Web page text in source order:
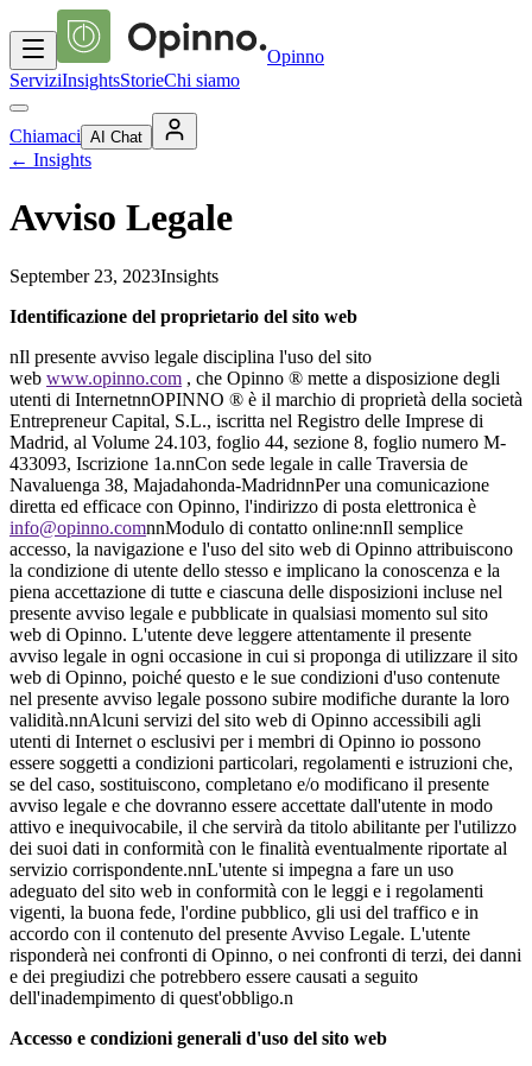
Opinno
ServiziInsightsStorieChi siamo
Chiamaci AI Chat
← Insights
Avviso Legale
September 23, 2023Insights
Identificazione del proprietario del sito web
nIl presente avviso legale disciplina l'uso del sito
web www.opinno.com , che Opinno ® mette a disposizione degli
utenti di InternetnnOPINNO ® è il marchio di proprietà della società
Entrepreneur Capital, S.L., iscritta nel Registro delle Imprese di
Madrid, al Volume 24.103, foglio 44, sezione 8, foglio numero M-
433093, Iscrizione 1a.nnCon sede legale in calle Traversia de
Navaluenga 38, Majadahonda-MadridnnPer una comunicazione
diretta ed efficace con Opinno, l'indirizzo di posta elettronica è
info@opinno.comnnModulo di contatto online:nnIl semplice
accesso, la navigazione e l'uso del sito web di Opinno attribuiscono
la condizione di utente dello stesso e implicano la conoscenza e la
piena accettazione di tutte e ciascuna delle disposizioni incluse nel
presente avviso legale e pubblicate in qualsiasi momento sul sito
web di Opinno. L'utente deve leggere attentamente il presente
avviso legale in ogni occasione in cui si proponga di utilizzare il sito
web di Opinno, poiché questo e le sue condizioni d'uso contenute
nel presente avviso legale possono subire modifiche durante la loro
validità.nnAlcuni servizi del sito web di Opinno accessibili agli
utenti di Internet o esclusivi per i membri di Opinno io possono
essere soggetti a condizioni particolari, regolamenti e istruzioni che,
se del caso, sostituiscono, completano e/o modificano il presente
avviso legale e che dovranno essere accettate dall'utente in modo
attivo e inequivocabile, il che servirà da titolo abilitante per l'utilizzo
dei suoi dati in conformità con le finalità eventualmente riportate al
servizio corrispondente.nnL'utente si impegna a fare un uso
adeguato del sito web in conformità con le leggi e i regolamenti
vigenti, la buona fede, l'ordine pubblico, gli usi del traffico e in
accordo con il contenuto del presente Avviso Legale. L'utente
risponderà nei confronti di Opinno, o nei confronti di terzi, dei danni
e dei pregiudizi che potrebbero essere causati a seguito
dell'inadempimento di quest'obbligo.n
Accesso e condizioni generali d'uso del sito web